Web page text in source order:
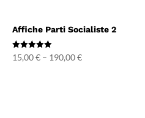
Affiche Parti Socialiste 2
Note
5.00
15,00€ – 190,00€